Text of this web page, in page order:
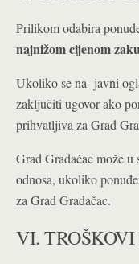
Prilikom odabira
najnižom cijenom
Ukoliko se na javni
zaključiti ugovor ako
prihvatljiva za Grad
Grad Gradačac može
odnosa, ukoliko
za Grad Gradačac.
VI.